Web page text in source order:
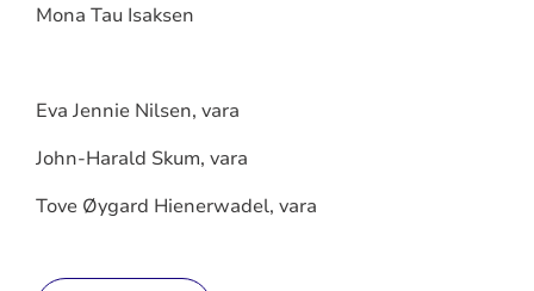
Mona Tau Isaksen
Eva Jennie Nilsen, vara
John-Harald Skum, vara
Tove Øygard Hienerwadel, vara